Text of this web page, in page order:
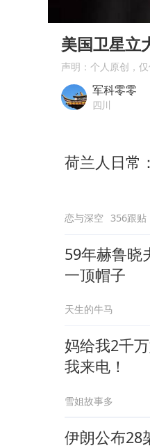
美国卫星立
声明：个人原创，
军科零零
四川
荷兰人日常
恋与深空 356跟贴
59年赫鲁晓
一顶帽子
天生的牛马
妈给我2千
我来电！
雪姐故事多
伊朗公布28